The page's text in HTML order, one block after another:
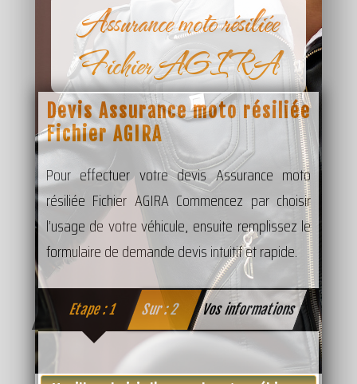
Assurance moto résiliée
Fichier AGIRA
Devis Assurance moto résiliée
Fichier AGIRA
Pour effectuer votre devis Assurance moto
résiliée Fichier AGIRA Commencez par choisir
l’usage de votre véhicule, ensuite remplissez le
formulaire de demande devis intuitif et rapide.
Etape : 1 Sur : 2 Vos informations